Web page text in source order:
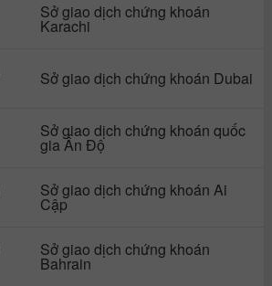
Sở giao dịch chứng khoán
Karachi
Sở giao dịch chứng khoán Dubai
Sở giao dịch chứng khoán quốc
gia Ấn Độ
Sở giao dịch chứng khoán Ai
Cập
Sở giao dịch chứng khoán
Bahrain